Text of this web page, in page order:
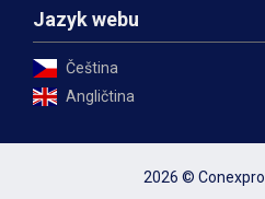
Jazyk webu
Čeština
Angličtina
2026 © Conexpro